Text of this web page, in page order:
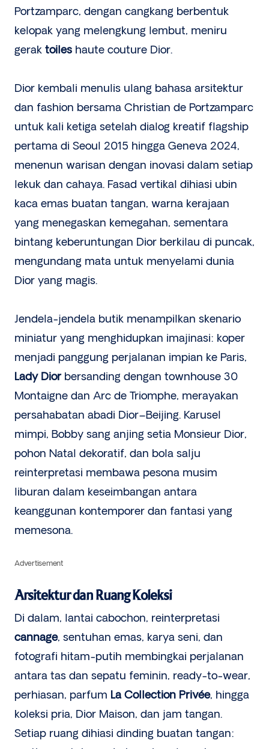
Portzamparc, dengan cangkang berbentuk
kelopak yang melengkung lembut, meniru
gerak toiles haute couture Dior.
Dior kembali menulis ulang bahasa arsitektur
dan fashion bersama Christian de Portzamparc
untuk kali ketiga setelah dialog kreatif flagship
pertama di Seoul 2015 hingga Geneva 2024,
menenun warisan dengan inovasi dalam setiap
lekuk dan cahaya. Fasad vertikal dihiasi ubin
kaca emas buatan tangan, warna kerajaan
yang menegaskan kemegahan, sementara
bintang keberuntungan Dior berkilau di puncak,
mengundang mata untuk menyelami dunia
Dior yang magis.
Jendela-jendela butik menampilkan skenario
miniatur yang menghidupkan imajinasi: koper
menjadi panggung perjalanan impian ke Paris,
Lady Diorbersanding dengan townhouse 30
Montaigne dan Arc de Triomphe, merayakan
persahabatan abadi Dior–Beijing. Karusel
mimpi, Bobby sang anjing setia Monsieur Dior,
pohon Natal dekoratif, dan bola salju
reinterpretasi membawa pesona musim
liburan dalam keseimbangan antara
keanggunan kontemporer dan fantasi yang
memesona.
Advertisement
Arsitektur dan Ruang Koleksi
Di dalam, lantai cabochon, reinterpretasi
cannage, sentuhan emas, karya seni, dan
fotografi hitam-putih membingkai perjalanan
antara tas dan sepatu feminin, ready-to-wear,
perhiasan, parfum La Collection Privée, hingga
koleksi pria, Dior Maison, dan jam tangan.
Setiap ruang dihiasi dinding buatan tangan: